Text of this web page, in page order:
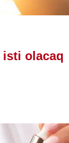
isti olacaq